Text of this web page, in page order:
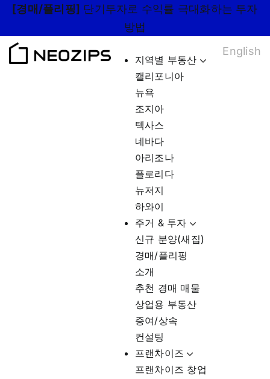
Skip
content
[경매/플리핑] 단기투자로 수익률 극대화하는 투자
방법
지역별 부동산
캘리포니아
뉴욕
조지아
텍사스
네바다
아리조나
플로리다
뉴저지
하와이
주거 & 투자
신규 분양(새집)
경매/플리핑
소개
추천 경매 매물
상업용 부동산
증여/상속
컨설팅
프랜차이즈
프랜차이즈 창업
English